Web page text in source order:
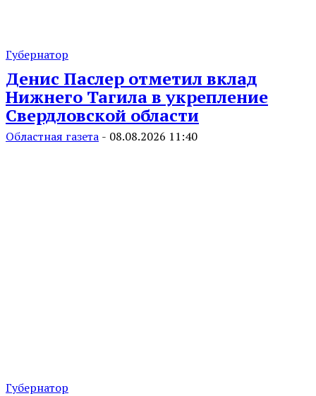
Губернатор
Денис Паслер отметил вклад
Нижнего Тагила в укрепление
Свердловской области
Областная газета - 08.08.2026 11:40
Губернатор